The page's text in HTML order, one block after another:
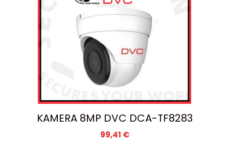
KAMERA 8MP DVC DCA-TF8283
99,41 €